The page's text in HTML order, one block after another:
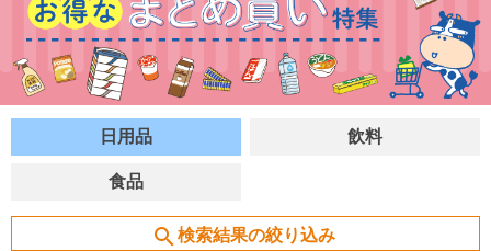
日用品 飲料
食品
search 検索結果の絞り込み